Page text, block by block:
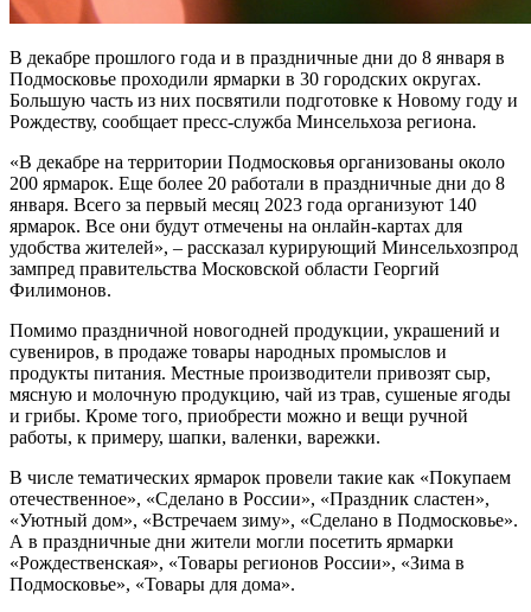
В декабре прошлого года и в праздничные дни до 8 января в
Подмосковье проходили ярмарки в 30 городских округах.
Большую часть из них посвятили подготовке к Новому году и
Рождеству, сообщает пресс-служба Минсельхоза региона.
«В декабре на территории Подмосковья организованы около
200 ярмарок. Еще более 20 работали в праздничные дни до 8
января. Всего за первый месяц 2023 года организуют 140
ярмарок. Все они будут отмечены на онлайн-картах для
удобства жителей», – рассказал курирующий Минсельхозпрод
зампред правительства Московской области Георгий
Филимонов.
Помимо праздничной новогодней продукции, украшений и
сувениров, в продаже товары народных промыслов и
продукты питания. Местные производители привозят сыр,
мясную и молочную продукцию, чай из трав, сушеные ягоды
и грибы. Кроме того, приобрести можно и вещи ручной
работы, к примеру, шапки, валенки, варежки.
В числе тематических ярмарок провели такие как «Покупаем
отечественное», «Сделано в России», «Праздник сластен»,
«Уютный дом», «Встречаем зиму», «Сделано в Подмосковье».
А в праздничные дни жители могли посетить ярмарки
«Рождественская», «Товары регионов России», «Зима в
Подмосковье», «Товары для дома».